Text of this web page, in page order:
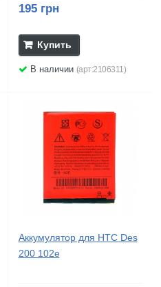
195 грн
Купить
В наличии (арт:2106311)
Аккумулятор для HTC Des
200 102e